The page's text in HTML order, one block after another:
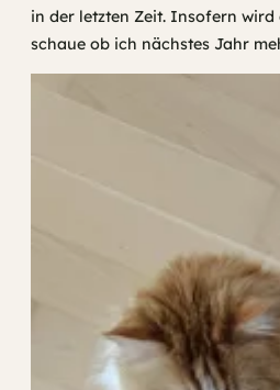
in der letzten Zeit. Insofern
schaue ob ich nächstes Jahr